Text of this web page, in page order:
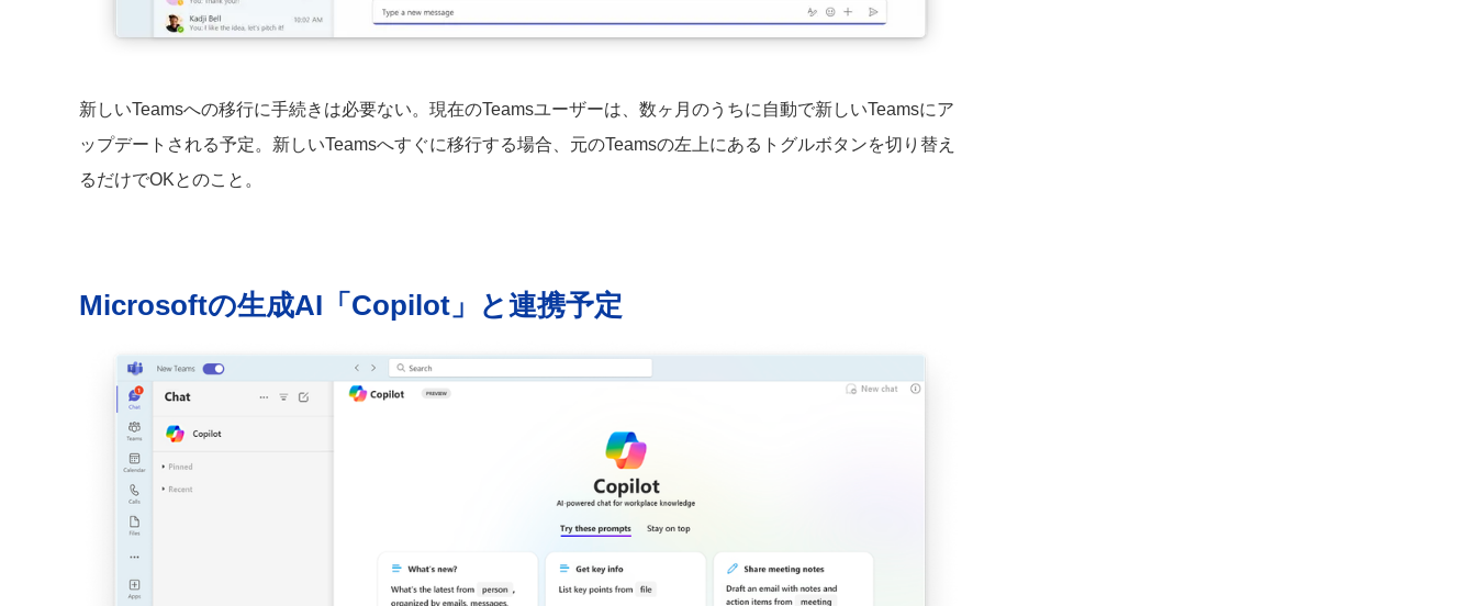
新しいTeamsへの移行に手続きは必要ない。現在のTeamsユーザーは、数ヶ月のうちに自動で新しいTeamsにア
ップデートされる予定。新しいTeamsへすぐに移行する場合、元のTeamsの左上にあるトグルボタンを切り替え
るだけでOKとのこと。
Microsoftの生成AI「Copilot」と連携予定